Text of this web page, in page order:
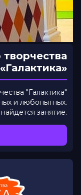
«Галактика»
"Галактика"
и любопытных.
занятие.